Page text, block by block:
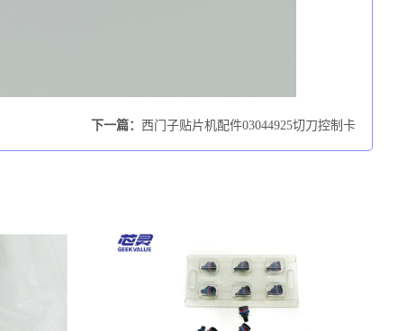
下一篇： 西门子贴片机配件03044925切刀控制卡